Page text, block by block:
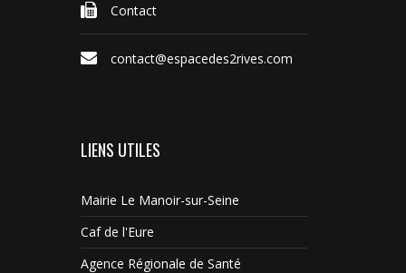
Contact
contact@espacedes2rives.com
LIENS UTILES
Mairie Le Manoir-sur-Seine
Caf de l'Eure
Agence Régionale de Santé